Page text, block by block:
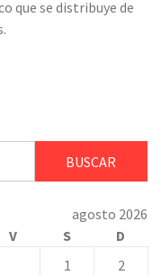
que se distribuye de
agosto 2026
V S
D
1
2